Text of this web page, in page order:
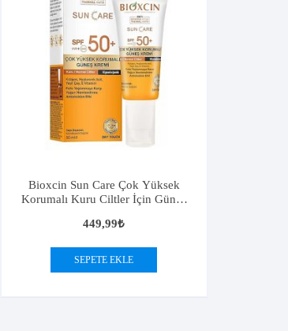
Bioxcin Sun Care Çok Yüksek
Korumalı Kuru Ciltler İçin Güneş
449,99₺
SEPETE EKLE